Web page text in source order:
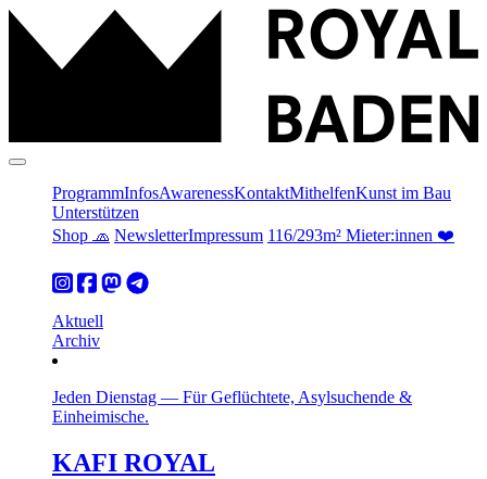
ProgrammInfosAwarenessKontaktMithelfenKunst im Bau
Unterstützen
Shop 🧢 NewsletterImpressum 116/293m² Mieter:innen ❤️
Aktuell
Archiv
Jeden Dienstag — Für Geflüchtete, Asylsuchende &
Einheimische.
KAFI ROYAL